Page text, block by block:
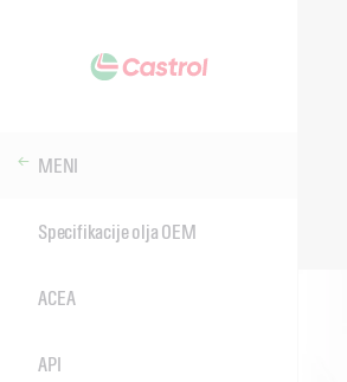
MENI
Specifikacije olja OEM
ACEA
API